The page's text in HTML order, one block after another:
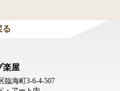
る
楽屋
臨海町3-6-4-507